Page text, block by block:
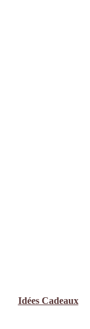
Idées Cadeaux